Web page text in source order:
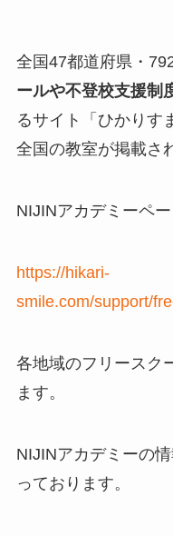
全国47都道府県・
ールや不登校支援制
るサイト「ひかりす
全国の教室が掲載さ
NIJINアカデミーペ
https://hikari-
smile.com/support/
各地域のフリースク
ます。
NIJINアカデミーの
っております。